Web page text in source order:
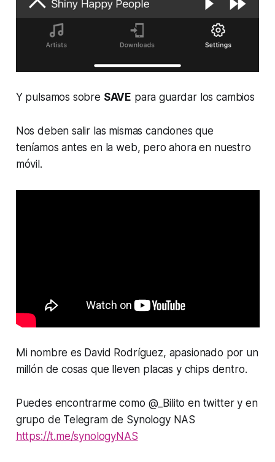
Y pulsamos sobre SAVE para guardar los cambios
Nos deben salir las mismas canciones que
teníamos antes en la web, pero ahora en nuestro
móvil.
Mi nombre es David Rodríguez, apasionado por un
millón de cosas que lleven placas y chips dentro.
Puedes encontrarme como @_Bilito en twitter y en
grupo de Telegram de Synology NAS
https://t.me/synologyNAS